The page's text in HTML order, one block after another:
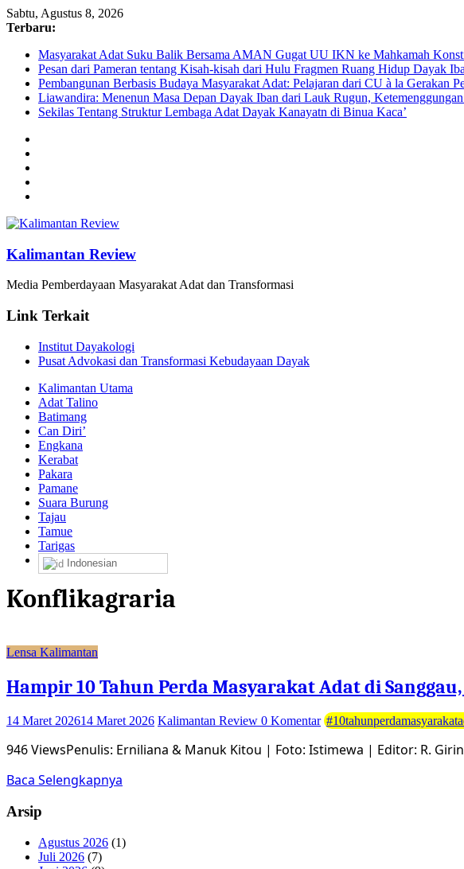
Sabtu, Agustus 8, 2026
Terbaru:
Masyarakat Adat Suku Balik Bersama AMAN Gugat UU IKN ke Mahkamah
Pesan dari Pameran tentang Kisah-kisah dari Hulu Fragmen Ruang Hidup Dayak
Pembangunan Berbasis Budaya Masyarakat Adat: Pelajaran dari CU à la Gerakan
Liawandira: Menenun Masa Depan Dayak Iban dari Lauk Rugun,
Sekilas Tentang Struktur Lembaga Adat Dayak Kanayatn di Binua Kaca’
Kalimantan Review
Media Pemberdayaan Masyarakat Adat dan Transformasi
Link Terkait
Institut Dayakologi
Pusat Advokasi dan Transformasi Kebudayaan Dayak
Kalimantan Utama
Adat Talino
Batimang
Can Diri’
Engkana
Kerabat
Pakara
Pamane
Suara Burung
Tajau
Tamue
Tarigas
Indonesian
Konflikagraria
Lensa Kalimantan
Hampir 10 Tahun Perda Masyarakat Adat di
14 Maret 202614 Maret 2026 Kalimantan Review 0 Komentar
946 ViewsPenulis: Erniliana & Manuk Kitou | Foto: Istimewa | Editor: R.
Baca Selengkapnya
Arsip
Agustus 2026 (1)
Juli 2026 (7)